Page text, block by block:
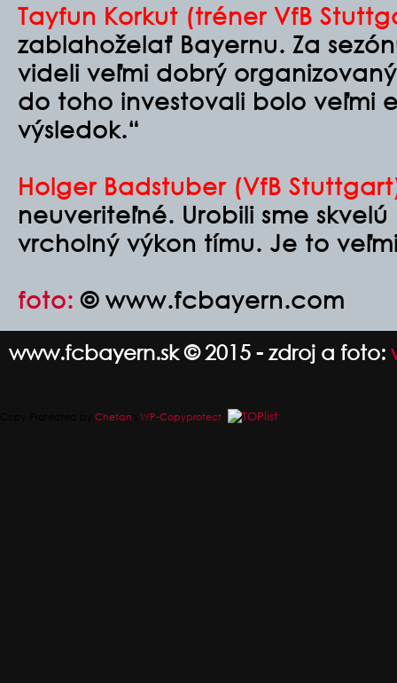
Tayfun Korkut (tréner VfB
zablahoželať Bayernu. Za
videli veľmi dobrý
do toho investovali bolo veľmi
výsledok.“
Holger Badstuber (VfB
neuveriteľné. Urobili sme
vrcholný výkon tímu. Je to
foto:© www.fcbayern.com
www.fcbayern.sk © 2015 - zdroj a foto:
Chetan WP-Copyprotect